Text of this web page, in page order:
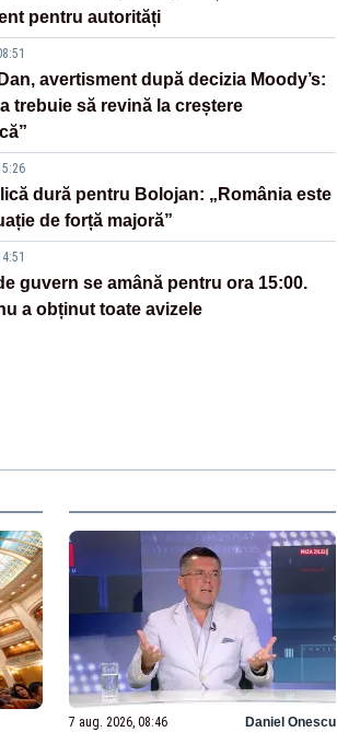
pentru autorități
avertisment după decizia Moody’s:
trebuie să revină la creștere
dură pentru Bolojan: „România este
de forță majoră”
guvern se amână pentru ora 15:00.
a obținut toate avizele
7 aug. 2026, 08:46 Daniel Onescu